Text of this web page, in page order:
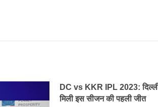
DC vs KKR IPL 2023:
मिली इस सीजन की पहली जीत